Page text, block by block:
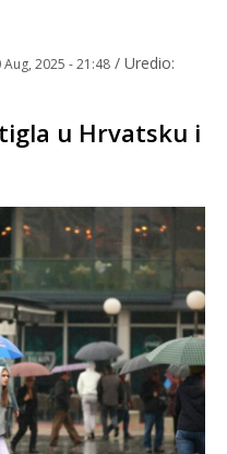
Aug, 2025 - 21:48 / Uredio:
u Hrvatsku i